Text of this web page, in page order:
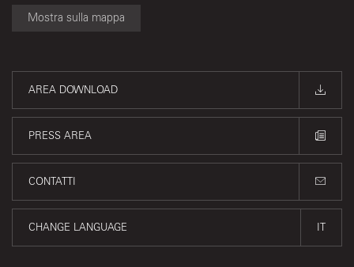
Mostra sulla mappa
AREA DOWNLOAD
PRESS AREA
CONTATTI
CHANGE LANGUAGE IT